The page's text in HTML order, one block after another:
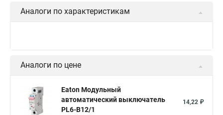
Аналоги по характеристикам
Аналоги по цене
Eaton Модульный
автоматический выключатель
PL6-B12/1
14,22 ₽